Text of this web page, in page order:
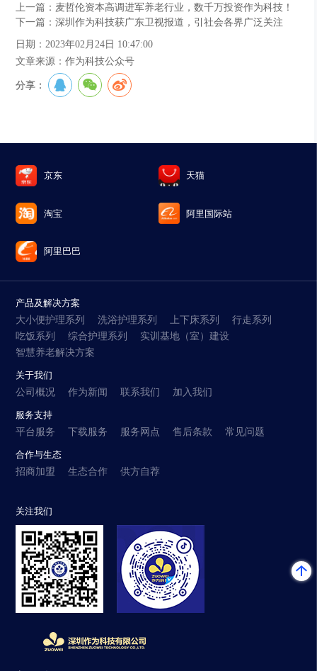
上一篇：麦哲伦资本高调进军养老行业，数千万投资作为科技！
下一篇：深圳作为科技获广东卫视报道，引社会各界广泛关注
日期：2023年02月24日 10:47:00
文章来源：作为科技公众号
分享：
京东 天猫
淘宝 阿里国际站
阿里巴巴
产品及解决方案
大小便护理系列
洗浴护理系列 上下床系列
行走系列
吃饭系列
综合护理系列
实训基地（室）建设
智慧养老解决方案
关于我们
公司概况
作为新闻 联系我们 加入我们
服务支持
平台服务
下载服务 服务网点 售后条款 常见问题
合作与生态
招商加盟
生态合作 供方自荐
关注我们